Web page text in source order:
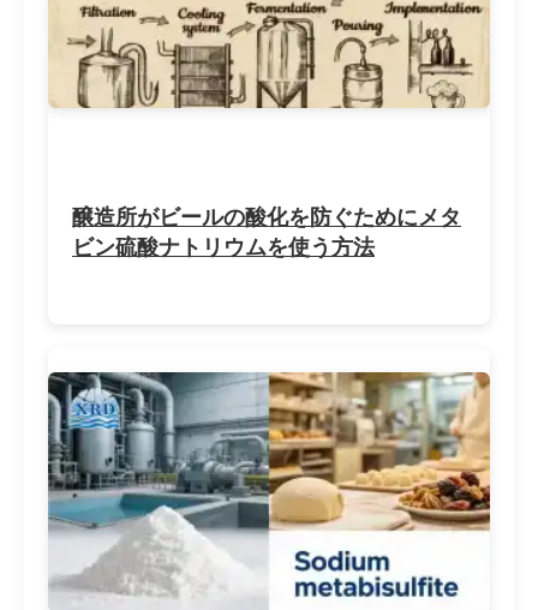
醸造所がビールの酸化を防ぐためにメタ
ビン硫酸ナトリウムを使う方法